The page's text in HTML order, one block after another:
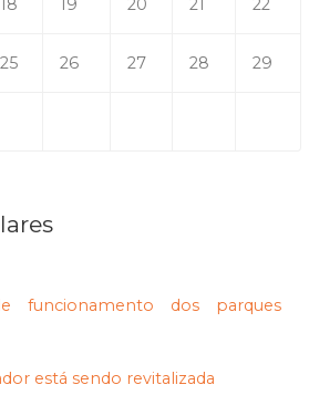
18 19 20 21 22
25 26 27 28 29
funcionamento dos parques
está sendo revitalizada